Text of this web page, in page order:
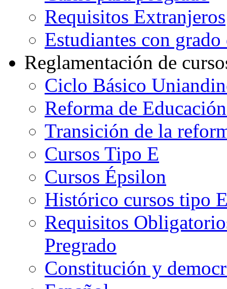
Requisitos Extranjeros
Estudiantes con
Reglamentación de
Ciclo Básico
Reforma de
Transición de la
Cursos Tipo E
Cursos Épsilon
Histórico cursos tipo
Requisitos
Pregrado
Constitución y